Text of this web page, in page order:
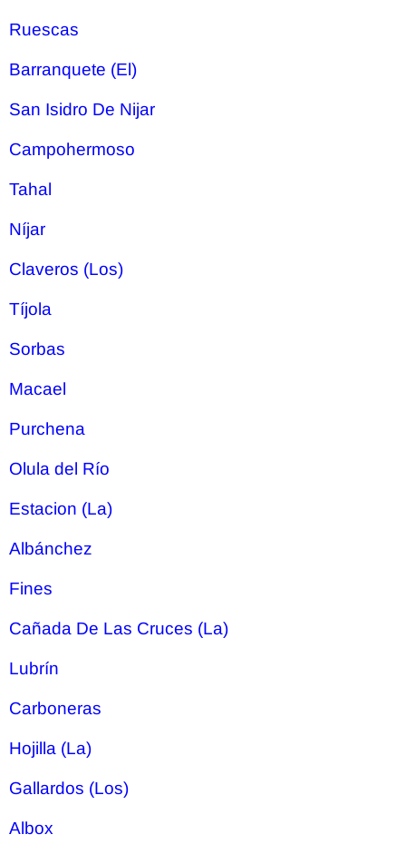
Ruescas
Barranquete (El)
San Isidro De Nijar
Campohermoso
Tahal
Níjar
Claveros (Los)
Tíjola
Sorbas
Macael
Purchena
Olula del Río
Estacion (La)
Albánchez
Fines
Cañada De Las Cruces (La)
Lubrín
Carboneras
Hojilla (La)
Gallardos (Los)
Albox